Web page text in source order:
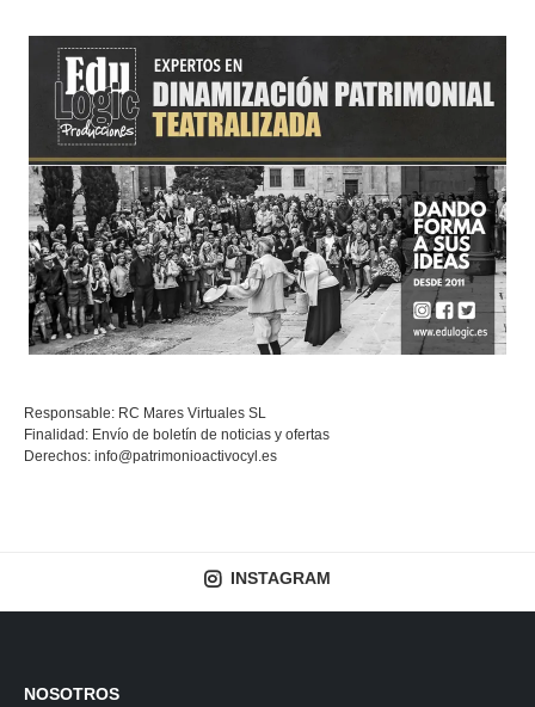
Responsable: RC Mares Virtuales SL
Finalidad: Envío de boletín de noticias y ofertas
Derechos: info@patrimonioactivocyl.es
INSTAGRAM
NOSOTROS